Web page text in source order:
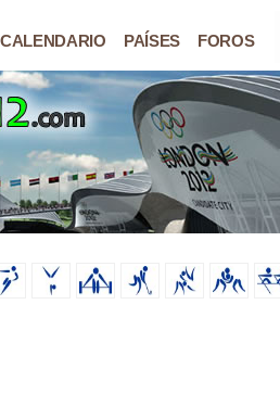
CALENDARIO PAÍSES FOROS